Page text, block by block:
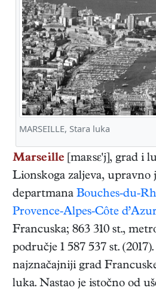
MARSEILLE, Stara luka
Marseille [maʀsε'j], grad i
Lionskoga zaljeva, upravno
departmana Bouches-du-
Provence-Alpes-Côte
Francuska; 863 310 st.,
područje 1 587 537 st.
najznačajniji grad
luka. Nastao je istočno od